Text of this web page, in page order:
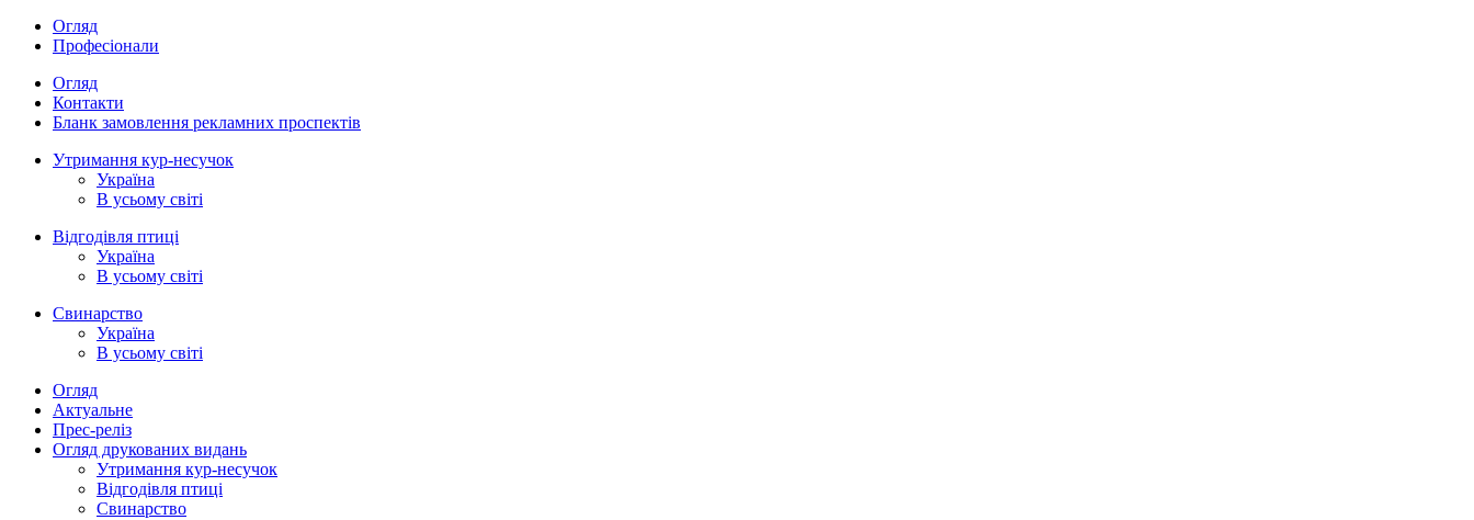
Огляд
Професіонали
Огляд
Контакти
Бланк замовлення рекламних проспектів
Утримання кур-несучок
Україна
В усьому світі
Відгодівля птиці
Україна
В усьому світі
Свинарство
Україна
В усьому світі
Огляд
Актуальне
Прес-реліз
Огляд друкованих видань
Утримання кур-несучок
Відгодівля птиці
Свинарство